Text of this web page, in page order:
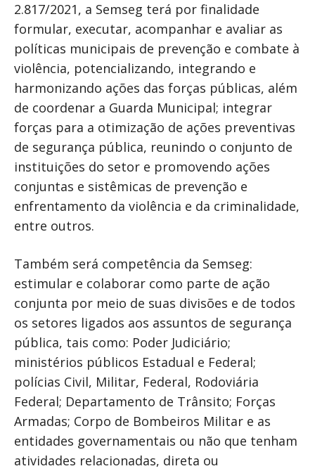
2.817/2021, a Semseg terá por finalidade
formular, executar, acompanhar e avaliar as
políticas municipais de prevenção e combate à
violência, potencializando, integrando e
harmonizando ações das forças públicas, além
de coordenar a Guarda Municipal; integrar
forças para a otimização de ações preventivas
de segurança pública, reunindo o conjunto de
instituições do setor e promovendo ações
conjuntas e sistêmicas de prevenção e
enfrentamento da violência e da criminalidade,
entre outros.
Também será competência da Semseg:
estimular e colaborar como parte de ação
conjunta por meio de suas divisões e de todos
os setores ligados aos assuntos de segurança
pública, tais como: Poder Judiciário;
ministérios públicos Estadual e Federal;
polícias Civil, Militar, Federal, Rodoviária
Federal; Departamento de Trânsito; Forças
Armadas; Corpo de Bombeiros Militar e as
entidades governamentais ou não que tenham
atividades relacionadas, direta ou